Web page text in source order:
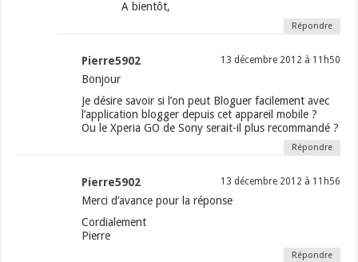
A bientôt,
Répondre
Pierre5902 13 décembre 2012 à 11h50
Bonjour
Je désire savoir si l’on peut Bloguer facilement avec
l’application blogger depuis cet appareil mobile ?
Ou le Xperia GO de Sony serait-il plus recommandé ?
Répondre
Pierre5902 13 décembre 2012 à 11h56
Merci d’avance pour la réponse
Cordialement
Pierre
Répondre